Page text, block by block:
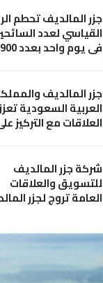
جزر المالديف تحطم
القياسي لعدد
في يوم واحد
جزر المالديف
العربية السعودية
العلاقات مع التركيز
شركة جزر المالديف
للتسويق والعلاقات
العامة تروج لجزر
للسفر والسياحة